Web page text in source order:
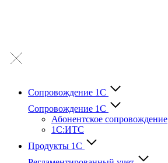
Сопровождение 1С
Сопровождение 1С
Абонентское сопровождение
1С:ИТС
Продукты 1С